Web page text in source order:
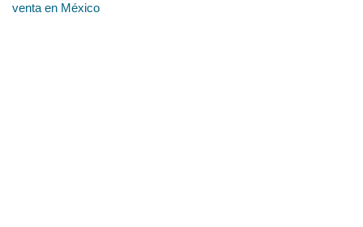
venta en México